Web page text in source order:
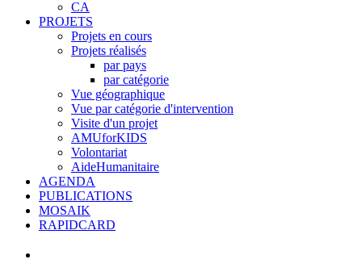
CA
PROJETS
Projets en cours
Projets réalisés
par pays
par catégorie
Vue géographique
Vue par catégorie d'intervention
Visite d'un projet
AMUforKIDS
Volontariat
AideHumanitaire
AGENDA
PUBLICATIONS
MOSAIK
RAPIDCARD